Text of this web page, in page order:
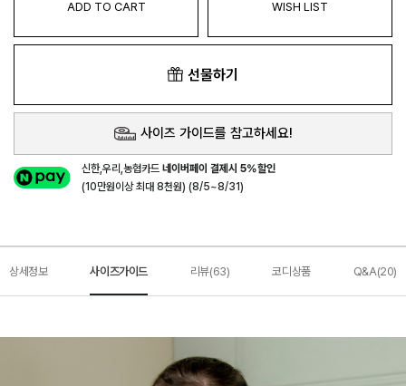
ADD TO CART WISH LIST
선물하기
사이즈 가이드를 참고하세요!
신한,우리,농협카드네이버페이 결제시 5%할인
(10만원이상 최대 8천원) (8/5~8/31)
상세정보 사이즈가이드 리뷰(63) 코디상품 Q&A(20)